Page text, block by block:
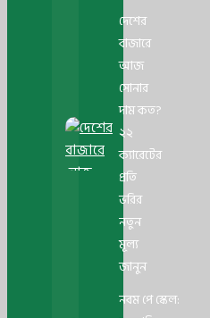
দেশের
বাজারে
আজ
সোনার
দাম কত?
২২
ক্যারেটের
প্রতি
ভরির
নতুন
মূল্য
জানুন
নবম পে স্কেল: